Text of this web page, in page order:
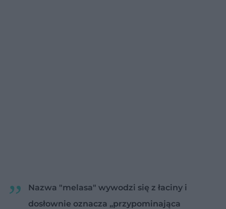
Nazwa "melasa" wywodzi się z łaciny i
dosłownie oznacza „przypominająca